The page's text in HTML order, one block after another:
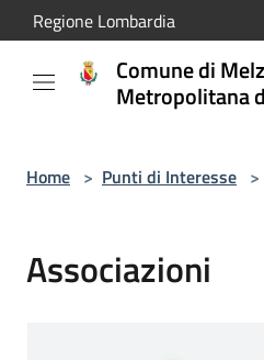
Salta al contenuto principale
Regione Lombardia
Comune di
Metropolitana
Home > Punti di Interesse >
Associazioni